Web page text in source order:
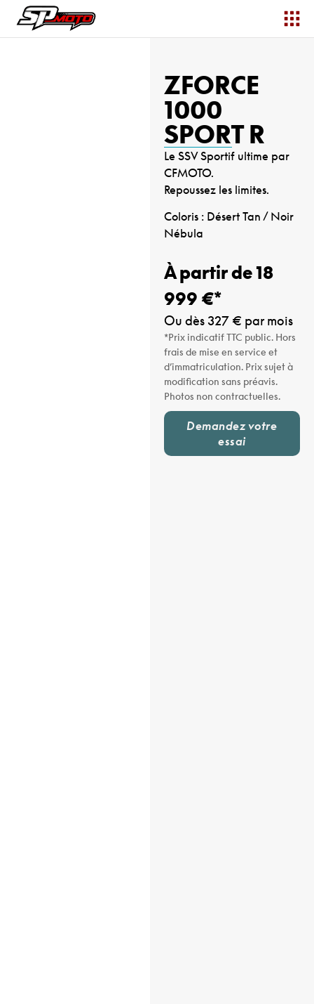
ZFORCE
1000
SPORT R
Le SSV Sportif ultime par
CFMOTO.
Repoussez les limites.
Coloris : Désert Tan / Noir
Nébula
À partir de 18
999 €*
Ou dès 327 € par mois
*Prix indicatif TTC public. Hors
frais de mise en service et
d’immatriculation. Prix sujet à
modification sans préavis.
Photos non contractuelles.
Demandez votre
essai